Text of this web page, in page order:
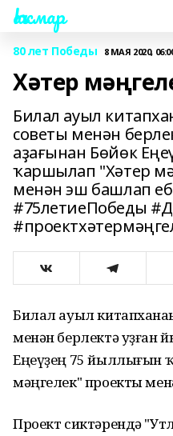
Һаҡмар
80 лет Победы 8 МАЯ 2020,
Хәтер
Билал ауыл
советы менән
аҙағынан Бөйөк
ҡаршылап "Хәтер
менән эш башлап
#75летиеПобеды
Билал ауыл
менән берлектә уҙған
Еңеүҙең 75 йыллығын
мәңгелек" проекты
Проект сиктәрендә